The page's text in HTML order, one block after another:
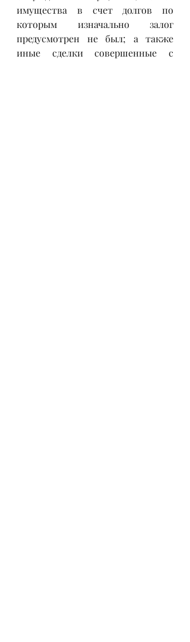
имущества в счет долгов по
которым изначально залог
предусмотрен не был; а также
иные сделки совершенные с